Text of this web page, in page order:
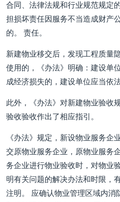
合同、法律法规和行业规范规定
担损坏责任因服务不当造成财产
的。 责任。
新建物业移交后，发现工程质量
使用的，《办法》明确：建设单
成经济损失的，建设单位应当依
此外，《办法》对新建物业验收
验收验收作出了相应指引。
《办法》规定，新设物业服务企
交原物业服务企业，原物业服务
务企业进行物业验收时，对物业
明有关问题的解决办法和时限，
注明。 应确认物业管理区域内消